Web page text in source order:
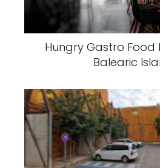
Hungry Gastro Food
Balearic